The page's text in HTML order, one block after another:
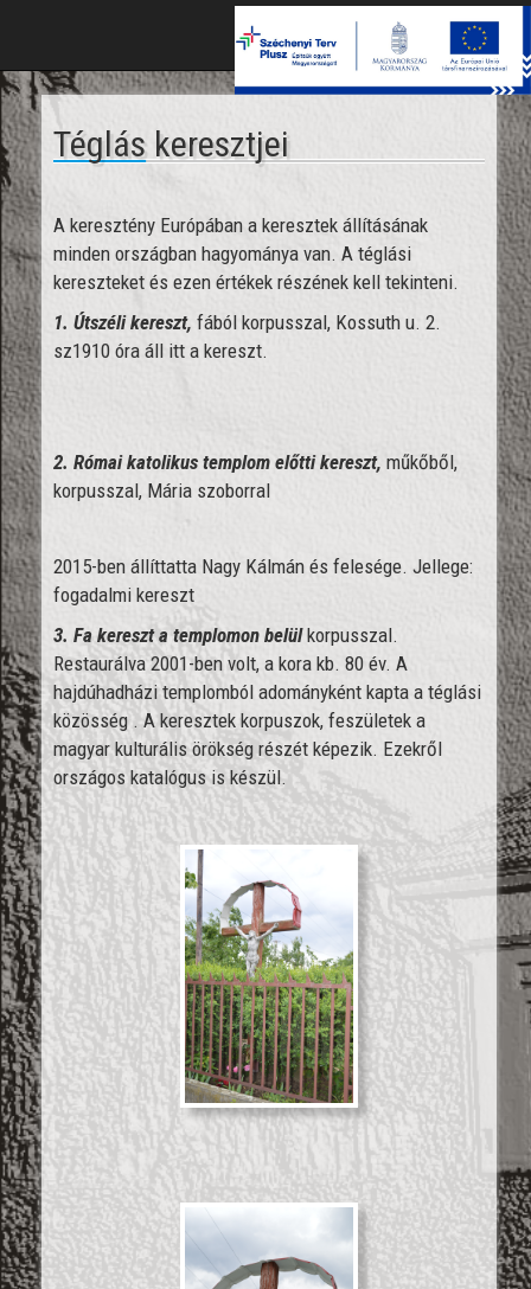
Téglás keresztjei
A keresztény Európában a keresztek állításának
minden országban hagyománya van. A téglási
kereszteket és ezen értékek részének kell tekinteni.
1. Útszéli kereszt, fából korpusszal, Kossuth u. 2.
sz1910 óra áll itt a kereszt.
2. Római katolikus templom előtti kereszt, műkőből,
korpusszal, Mária szoborral
2015-ben állíttatta Nagy Kálmán és felesége. Jellege:
fogadalmi kereszt
3. Fa kereszt a templomon belülkorpusszal.
Restaurálva 2001-ben volt, a kora kb. 80 év. A
hajdúhadházi templomból adományként kapta a téglási
közösség . A keresztek korpuszok, feszületek a
magyar kulturális örökség részét képezik. Ezekről
országos katalógus is készül.